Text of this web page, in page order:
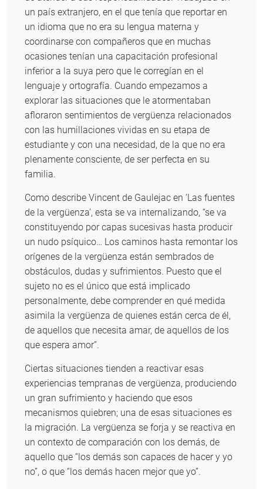
un país extranjero, en el que tenía que reportar en
un idioma que no era su lengua materna y
coordinarse con compañeros que en muchas
ocasiones tenían una capacitación profesional
inferior a la suya pero que le corregían en el
lenguaje y ortografía. Cuando empezamos a
explorar las situaciones que le atormentaban
afloraron sentimientos de vergüenza relacionados
con las humillaciones vividas en su etapa de
estudiante y con una necesidad, de la que no era
plenamente consciente, de ser perfecta en su
familia.
Como describe Vincent de Gaulejac en ‘Las fuentes
de la vergüenza’, esta se va internalizando, “se va
constituyendo por capas sucesivas hasta producir
un nudo psíquico… Los caminos hasta remontar los
orígenes de la vergüenza están sembrados de
obstáculos, dudas y sufrimientos. Puesto que el
sujeto no es el único que está implicado
personalmente, debe comprender en qué medida
asimila la vergüenza de quienes están cerca de él,
de aquellos que necesita amar, de aquellos de los
que espera amor”.
Ciertas situaciones tienden a reactivar esas
experiencias tempranas de vergüenza, produciendo
un gran sufrimiento y haciendo que esos
mecanismos quiebren; una de esas situaciones es
la migración. La vergüenza se forja y se reactiva en
un contexto de comparación con los demás, de
aquello que “los demás son capaces de hacer y yo
no”, o que “los demás hacen mejor que yo”.